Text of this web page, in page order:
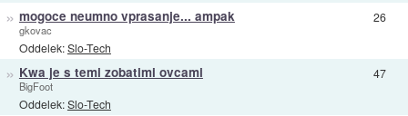
» mogoce neumno vprasanje... ampak
gkovac
Oddelek:Slo-Tech
26
» Kwa je s temi zobatimi ovcami
BigFoot
Oddelek:Slo-Tech
47